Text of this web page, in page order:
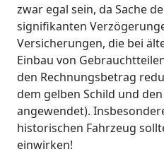
zwar egal sein, da Sache
signifikanten
Versicherungen, die bei
Einbau von
den Rechnungsbetrag
dem gelben Schild und
angewendet).
historischen Fahrzeug
einwirken!